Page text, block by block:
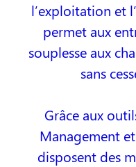
l’exploitation et
permet aux
souplesse aux
sans
Grâce aux
Management
disposent des